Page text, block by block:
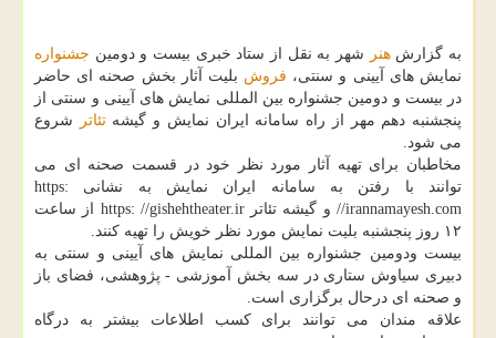
به گزارشهنر شهر به نقل از ستاد خبری بیست و دومین جشنواره
نمایش های آیینی و سنتی، فروش بلیت آثار بخش صحنه ای حاضر
در بیست و دومین جشنواره بین المللی نمایش های آیینی و سنتی از
پنجشنبه دهم مهر از راه سامانه ایران نمایش و گیشهتئاتر
شروع
می شود.
مخاطبان برای تهیه آثار مورد نظر خود در قسمت صحنه ای می
توانند با رفتن به سامانه ایران نمایش به نشانی https:
//irannamayesh.com و گیشه تئاتر https: //gishehtheater.ir از ساعت
۱۲ روز پنجشنبه بلیت نمایش مورد نظر خویش را تهیه کنند.
بیست ودومین جشنواره بین المللی نمایش های آیینی و سنتی به
دبیری سیاوش ستاری در سه بخش آموزشی - پژوهشی، فضای باز
و صحنه ای درحال برگزاری است.
علاقه مندان می توانند برای کسب اطلاعات بیشتر به درگاه